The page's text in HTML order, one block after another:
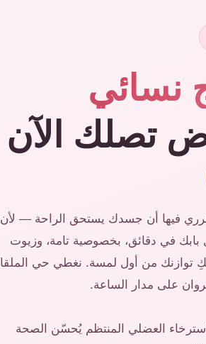
نسائي
تصلك الآن
فيها أن جسدك يستحق الراحة — لأن
في دقائق، بخصوصية تامة، وزيوت
لكِ توازنك من أول لمسة. نغطي حي الملقا
على مدار الساعة.
العضلي المنتظم يُحسّن الصحة